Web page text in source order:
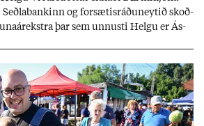
Seðla­bank­inn og for­sæt­is­ráðu­neyt­ið skoð­
þar sem unnusti Helgu er Ás­